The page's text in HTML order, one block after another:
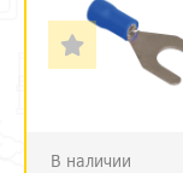
В наличии